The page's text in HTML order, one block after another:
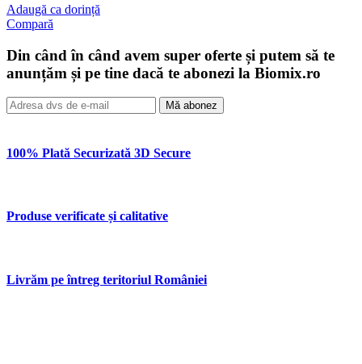
Adaugă ca dorință
Compară
Din când în când avem super oferte și putem să te
anunțăm și pe tine dacă te abonezi la Biomix.ro
Mă abonez
100% Plată Securizată 3D Secure
Produse verificate și calitative
Livrăm pe întreg teritoriul României